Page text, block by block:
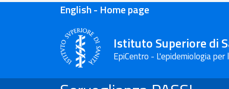
English - Home page
Istituto Superiore di
EpiCentro - L'epidemiologia